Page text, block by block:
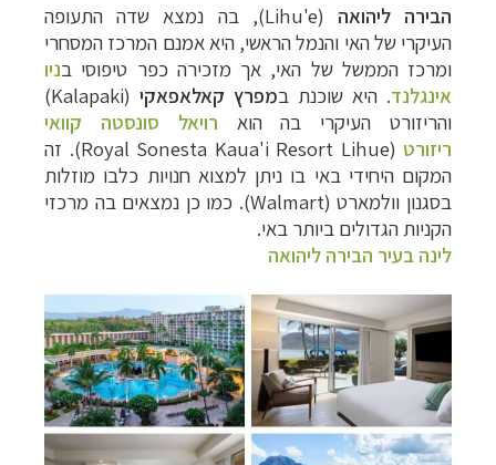
הבירהליהואה (
Lihu'e), בה נמצא שדה התעופה
העיקרי של האי והנמל הראשי, היא אמנם המרכז המסחרי
ומרכז הממשל של האי, אך מזכירה כפר טיפוסי בניו
אינגלנד. היא שוכנת במפרץ קאלאפאקי (
Kalapaki
)
והריזורט העיקרי בה הוא רויאל סונסטה קוואי
ריזורט (
Royal Sonesta Kaua'i Resort Lihue) . זה
המקום היחידי באי בו ניתן למצוא חנויות כלבו מוזלות
בסגנון וולמארט (Walmart). כמו כן נמצאים בה מרכזי
הקניות הגדולים ביותר באי.
לינה בעיר הבירה ליהואה